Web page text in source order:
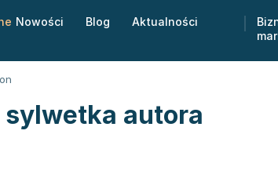
Nowości Blog Aktualności
autora